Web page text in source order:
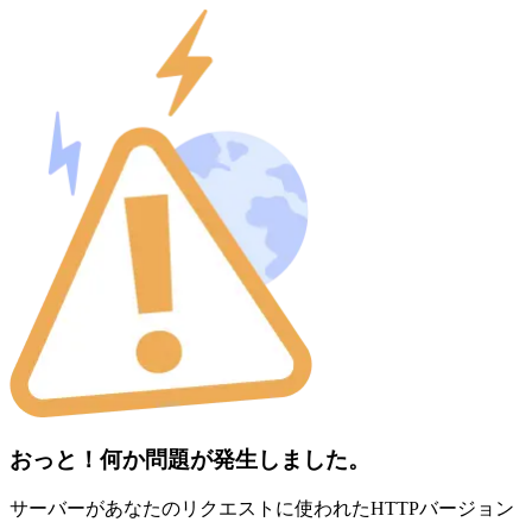
おっと！何か問題が発生しました。
サーバーがあなたのリクエストに使われたHTTPバージョン